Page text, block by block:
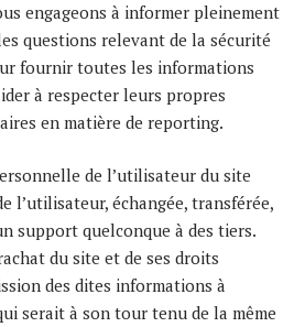
engageons à informer pleinement
questions relevant de la sécurité
fournir toutes les informations
à respecter leurs propres
en matière de reporting.
de l’utilisateur du site
l’utilisateur, échangée, transférée,
support quelconque à des tiers.
du site et de ses droits
des dites informations à
serait à son tour tenu de la même